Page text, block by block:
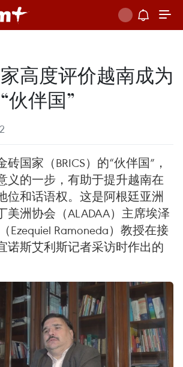
高度评价越南成为
伙伴国”
国家（BRICS）的“伙伴国”，
义的一步，有助于提升越南在
位和话语权。这是阿根廷亚洲
美洲协会（ALADAA）主席埃泽
Ezequiel Ramoneda）教授在接
诺斯艾利斯记者采访时作出的